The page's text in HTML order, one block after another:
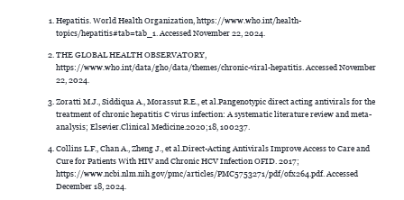
Hepatitis. World Health Organization, https://www.who.int/health-
topics/hepatitis#tab=tab_1. Accessed November 22, 2024.
THE GLOBAL HEALTH OBSERVATORY,
https://www.who.int/data/gho/data/themes/chronic-viral-hepatitis. Accessed November
22, 2024.
Zoratti M.J., Siddiqua A., Morassut R.E., et al.Pangenotypic direct acting antivirals for the
treatment of chronic hepatitis C virus infection: A systematic literature review and meta-
analysis; Elsevier.Clinical Medicine.2020;18, 100237.
Collins L.F., Chan A., Zheng J., et al.Direct-Acting Antivirals Improve Access to Care and
Cure for Patients With HIV and Chronic HCV Infection OFID. 2017;
https://www.ncbi.nlm.nih.gov/pmc/articles/PMC5753271/pdf/ofx264.pdf. Accessed
December 18, 2024.